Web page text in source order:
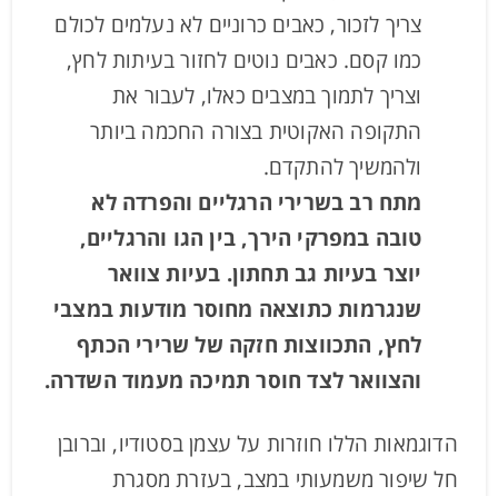
צריך לזכור, כאבים כרוניים לא נעלמים לכולם
כמו קסם. כאבים נוטים לחזור בעיתות לחץ,
וצריך לתמוך במצבים כאלו, לעבור את
התקופה האקוטית בצורה החכמה ביותר
ולהמשיך להתקדם.
מתח רב בשרירי הרגליים והפרדה לא
טובה במפרקי הירך, בין הגו והרגליים,
יוצר בעיות גב תחתון. בעיות צוואר
שנגרמות כתוצאה מחוסר מודעות במצבי
לחץ, התכווצות חזקה של שרירי הכתף
והצוואר לצד חוסר תמיכה מעמוד השדרה.
הדוגמאות הללו חוזרות על עצמן בסטודיו, וברובן
חל שיפור משמעותי במצב, בעזרת מסגרת